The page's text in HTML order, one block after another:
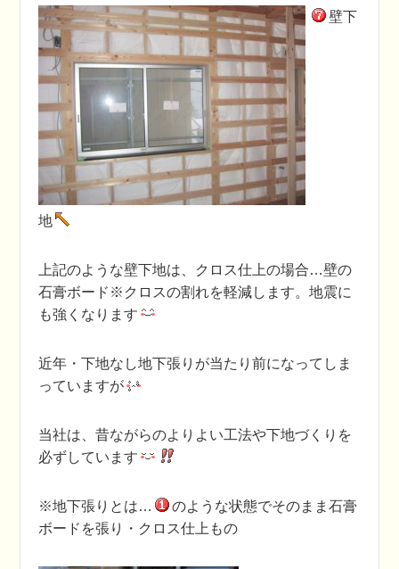
壁下
地
上記のような壁下地は、クロス仕上の場合…壁の
石膏ボード※クロスの割れを軽減します。地震に
も強くなります
近年・下地なし地下張りが当たり前になってしま
っていますが
当社は、昔ながらのよりよい工法や下地づくりを
必ずしています
※地下張りとは…
のような状態でそのまま石膏
ボードを張り・クロス仕上もの